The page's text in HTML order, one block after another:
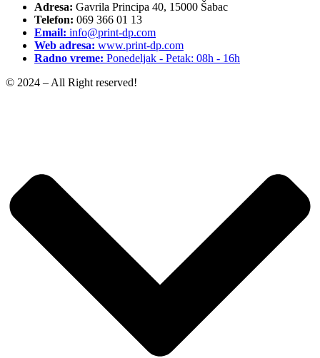
Adresa: Gavrila Principa 40, 15000 Šabac
Telefon: 069 366 01 13
Email: info@print-dp.com
Web adresa: www.print-dp.com
Radno vreme: Ponedeljak - Petak: 08h - 16h
© 2024 – All Right reserved!